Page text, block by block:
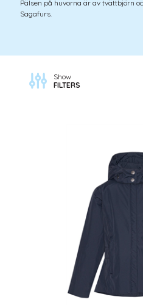
Pälsen på huvorna är av tvättbjörn
Sagafurs.
Show
FILTERS